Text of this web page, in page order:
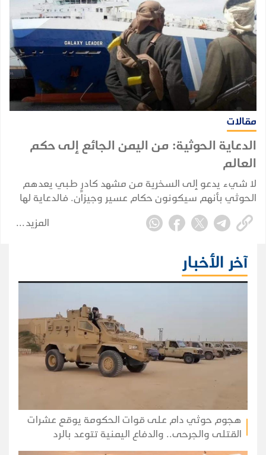
مقالات
الدعاية الحوثية: من اليمن الجائع إلى حكم
العالم
لا شيء يدعو إلى السخرية من مشهد كادرٍ طبي يعدهم
الحوثي بأنهم سيكونون حكام عسير وجيزان. فالدعاية لها
جذر حقيقي في اطماع الجماعة وتدغدغ أحلام البائسين
وتعزز لديهم إحساسهم بالمظلومية.
المزيد
آخر الأخبار
هجوم حوثي دام على قوات الحكومة يوقع عشرات
القتلى والجرحى.. والدفاع اليمنية تتوعد بالرد